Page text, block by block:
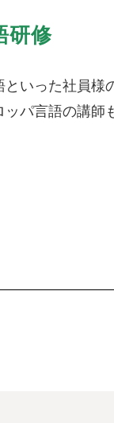
研修
いった社員様
パ言語の講師